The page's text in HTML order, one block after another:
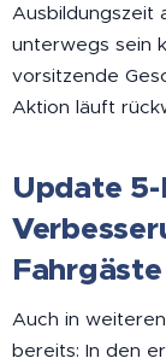
Ausbildungszeit
unterwegs sein
vorsitzende
Aktion läuft
Update
Auch in
bereits: In den